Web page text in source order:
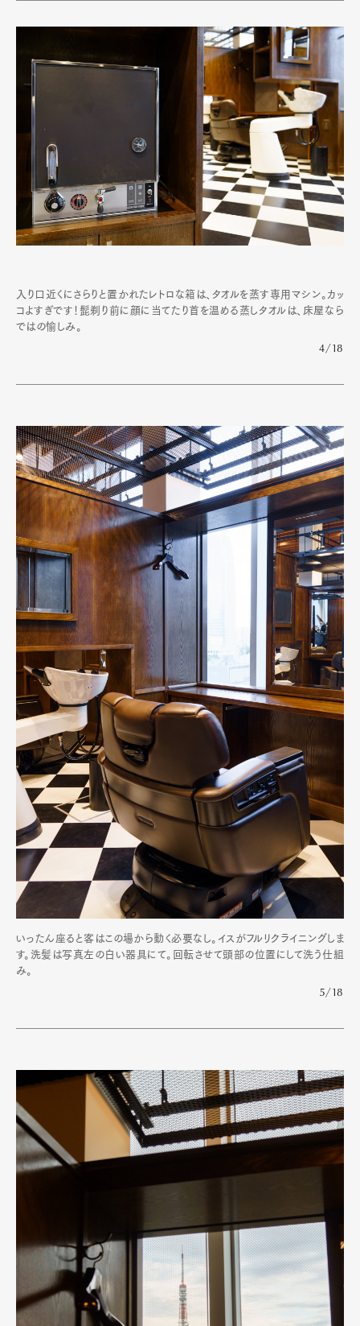
入り口近くにさらりと置かれたレトロな箱は、タオルを蒸す専用マシン。カッ
コよすぎです！髭剃り前に顔に当てたり首を温める蒸しタオルは、床屋なら
ではの愉しみ。
4/18
いったん座ると客はこの場から動く必要なし。イスがフルリクライニングしま
す。洗髪は写真左の白い器具にて。回転させて頭部の位置にして洗う仕組
み。
5/18